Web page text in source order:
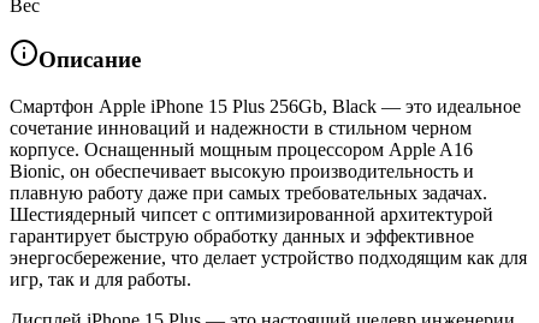
Вес
Описание
Смартфон Apple iPhone 15 Plus 256Gb, Black — это идеальное
сочетание инноваций и надежности в стильном черном
корпусе. Оснащенный мощным процессором Apple A16
Bionic, он обеспечивает высокую производительность и
плавную работу даже при самых требовательных задачах.
Шестиядерный чипсет с оптимизированной архитектурой
гарантирует быструю обработку данных и эффективное
энергосбережение, что делает устройство подходящим как для
игр, так и для работы.